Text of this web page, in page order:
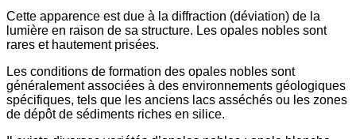
Cette apparence est due à la diffraction (déviation) de la
lumière en raison de sa structure. Les opales nobles sont
rares et hautement prisées.
Les conditions de formation des opales nobles sont
généralement associées à des environnements géologiques
spécifiques, tels que les anciens lacs asséchés ou les zones
de dépôt de sédiments riches en silice.